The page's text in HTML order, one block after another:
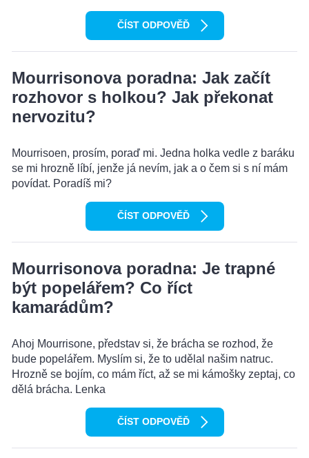
ČÍST ODPOVĚĎ
Mourrisonova poradna: Jak začít
rozhovor s holkou? Jak překonat
nervozitu?
Mourrisoen, prosím, poraď mi. Jedna holka vedle z baráku
se mi hrozně líbí, jenže já nevím, jak a o čem si s ní mám
povídat. Poradíš mi?
ČÍST ODPOVĚĎ
Mourrisonova poradna: Je trapné
být popelářem? Co říct
kamarádům?
Ahoj Mourrisone, představ si, že brácha se rozhod, že
bude popelářem. Myslím si, že to udělal našim natruc.
Hrozně se bojím, co mám říct, až se mi kámošky zeptaj, co
dělá brácha. Lenka
ČÍST ODPOVĚĎ